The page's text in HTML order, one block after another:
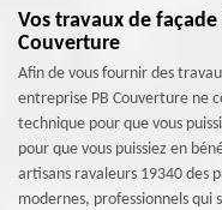
Vos travaux de façade
Couverture
Afin de vous fournir des
entreprise PB Couverture ne
technique pour que vous
pour que vous puissiez en
artisans ravaleurs 19340 des
modernes, professionnels qui